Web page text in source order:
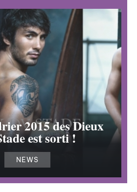
2015 des Dieux
est sorti !
NEWS